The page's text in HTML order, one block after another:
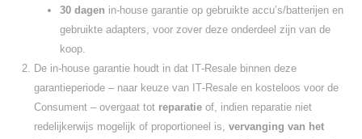
30 dagen in-house garantie op gebruikte accu’s/batterijen en
gebruikte adapters, voor zover deze onderdeel zijn van de
koop.
De in-house garantie houdt in dat IT‑Resale binnen deze
garantieperiode – naar keuze van IT‑Resale en kosteloos voor de
Consument – overgaat tot reparatie of, indien reparatie niet
redelijkerwijs mogelijk of proportioneel is, vervanging van het